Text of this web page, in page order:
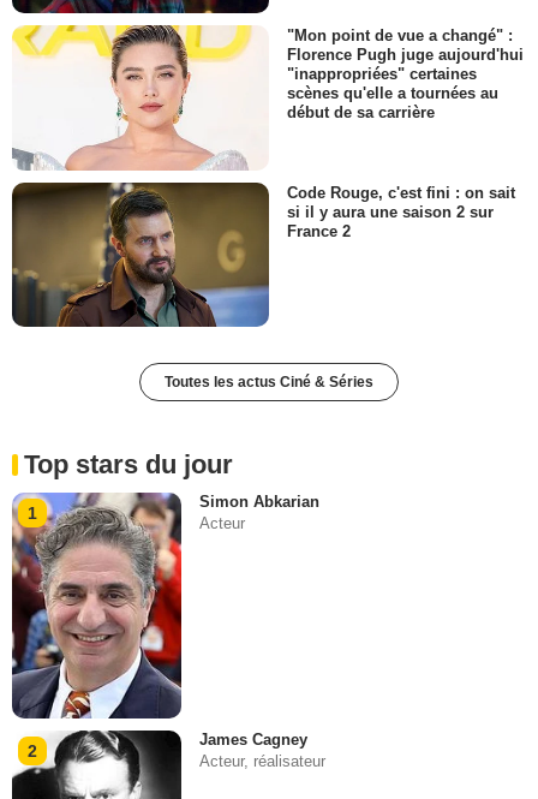
"Mon point de vue a changé" :
Florence Pugh juge aujourd'hui
"inappropriées" certaines
scènes qu'elle a tournées au
début de sa carrière
Code Rouge, c'est fini : on sait
si il y aura une saison 2 sur
France 2
Toutes les actus Ciné & Séries
Top stars du jour
1
Simon Abkarian
Acteur
2
James Cagney
Acteur, réalisateur